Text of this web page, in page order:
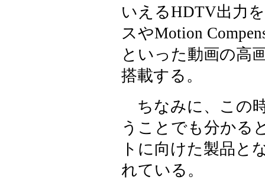
いえるHDTV出力
スやMotion
といった動画の高
搭載する。
ちなみに、この
うことでも分かる
トに向けた製品と
れている。